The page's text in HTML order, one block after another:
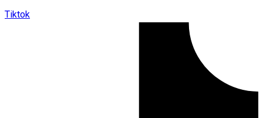
Tiktok